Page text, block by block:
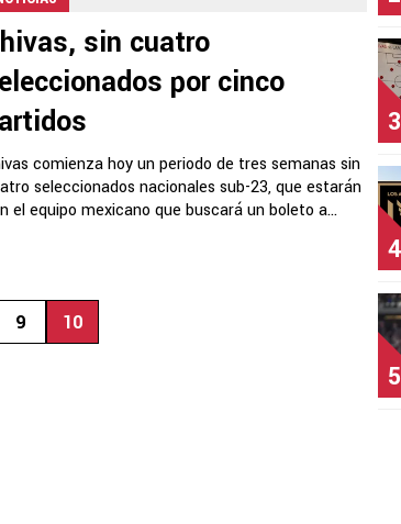
sin cuatro
por cinco
comienza hoy un periodo de tres semanas sin
seleccionados nacionales sub-23, que estarán
el equipo mexicano que buscará un boleto a...
9 10
3
4
5